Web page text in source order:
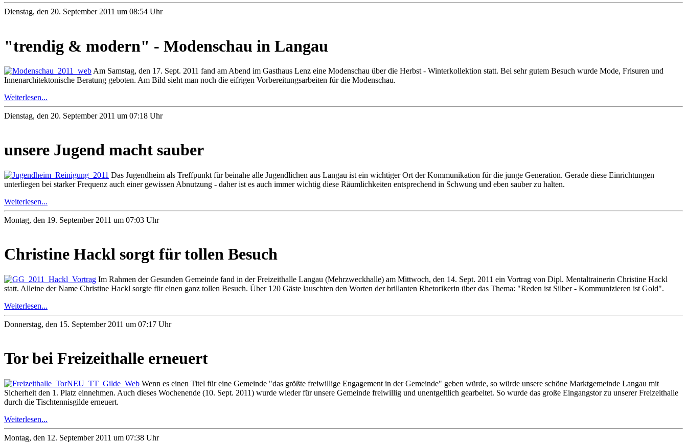
Dienstag, den 20. September 2011 um 08:54 Uhr
"trendig & modern" - Modenschau in Langau
Am Samstag, den 17. Sept. 2011 fand am Abend im Gasthaus Lenz eine Modenschau über die Herbst - Winterkollektion statt. Bei sehr gutem Besuch wurde Mode, Frisuren und
Innenarchitektonische Beratung geboten. Am Bild sieht man noch die eifrigen Vorbereitungsarbeiten für die Modenschau.
Weiterlesen...
Dienstag, den 20. September 2011 um 07:18 Uhr
unsere Jugend macht sauber
Das Jugendheim als Treffpunkt für beinahe alle Jugendlichen aus Langau ist ein wichtiger Ort der Kommunikation für die junge Generation. Gerade diese Einrichtungen
unterliegen bei starker Frequenz auch einer gewissen Abnutzung - daher ist es auch immer wichtig diese Räumlichkeiten entsprechend in Schwung und eben sauber zu halten.
Weiterlesen...
Montag, den 19. September 2011 um 07:03 Uhr
Christine Hackl sorgt für tollen Besuch
Im Rahmen der Gesunden Gemeinde fand in der Freizeithalle Langau (Mehrzweckhalle) am Mittwoch, den 14. Sept. 2011 ein Vortrag von Dipl. Mentaltrainerin Christine Hackl
statt. Alleine der Name Christine Hackl sorgte für einen ganz tollen Besuch. Über 120 Gäste lauschten den Worten der brillanten Rhetorikerin über das Thema: "Reden ist Silber - Kommunizieren ist Gold".
Weiterlesen...
Donnerstag, den 15. September 2011 um 07:17 Uhr
Tor bei Freizeithalle erneuert
Wenn es einen Titel für eine Gemeinde "das größte freiwillige Engagement in der Gemeinde" geben würde, so würde unsere schöne Marktgemeinde Langau mit
Sicherheit den 1. Platz einnehmen. Auch dieses Wochenende (10. Sept. 2011) wurde wieder für unsere Gemeinde freiwillig und unentgeltlich gearbeitet. So wurde das große Eingangstor zu unserer Freizeithalle
durch die Tischtennisgilde erneuert.
Weiterlesen...
Montag, den 12. September 2011 um 07:38 Uhr